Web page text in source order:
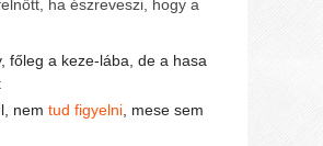
ha észreveszi, hogy a
főleg a keze-lába, de a hasa
nemtud figyelni , mese sem